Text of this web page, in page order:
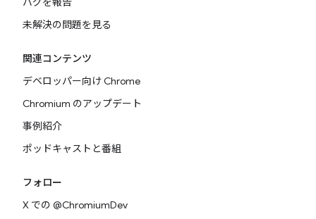
未解決の問題を見る
関連コンテンツ
デベロッパー向け Chrome
Chromium のアップデート
事例紹介
ポッドキャストと番組
フォロー
X での @ChromiumDev